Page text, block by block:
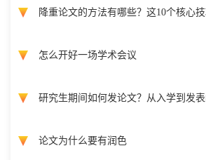
降重论文的方法有哪些？这10个核心
怎么开好一场学术会议
研究生期间如何发论文？从入学到发
论文为什么要有润色